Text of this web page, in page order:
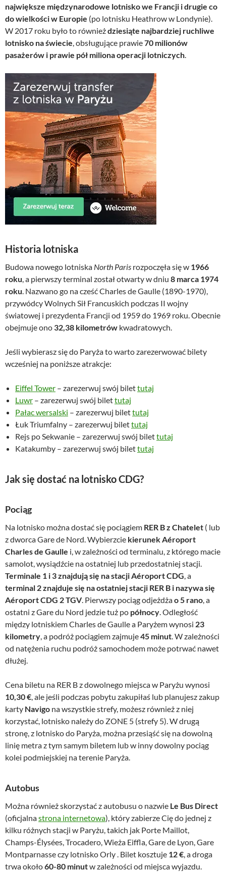
największe międzynarodowe lotnisko we Francji i drugie co
do wielkości w Europie (po lotnisku Heathrow w Londynie).
W 2017 roku było to równieżdziesiąte najbardziej ruchliwe
lotnisko na świecie , obsługujące prawie70 milionów
pasażerów i prawie pół miliona operacji lotniczych
Historia lotniska
Budowa nowego lotniska North Paris rozpoczęła się w 1966
roku , a pierwszy terminal został otwarty w dniu 8 marca 1974
roku . Nazwano go na cześć Charles de Gaulle (1890-1970),
przywódcy Wolnych Sił Francuskich podczas II wojny
światowej i prezydenta Francji od 1959 do 1969 roku. Obecnie
obejmuje ono 32,38 kilometrów kwadratowych.
Jeśli wybierasz się do Paryża to warto zarezerwować bilety
wcześniej na poniższe atrakcje:
Eiffel Tower – zarezerwuj swój bilettutaj
Luwr – zarezerwuj swój bilettutaj
Pałac wersalski – zarezerwuj bilettutaj
Łuk Triumfalny – zarezerwuj bilettutaj
Rejs po Sekwanie – zarezerwuj swój bilettutaj
Katakumby – zarezerwuj swój bilettutaj
Jak się dostać na lotnisko CDG?
Pociąg
Na lotnisko można dostać się pociągiem RER B z Chatelet ( lub
z dworca Gare de Nord. Wybierzcie kierunek Aéroport
Charles de Gaulle i, w zależności od terminalu, z którego macie
samolot, wysiądźcie na ostatniej lub przedostatniej stacji.
Terminale 1 i 3 znajdują się na stacji Aéroport CDG , a
terminal 2 znajduje się na ostatniej stacji RER B i nazywa się
Aéroport CDG 2 TGV. Pierwszy pociąg odjeżdżao 5 rano , a
ostatni z Gare du Nord jedzie tuż po północy . Odległość
między lotniskiem Charles de Gaulle a Paryżem wynosi 23
kilometry , a podróż pociągiem zajmuje45 minut . W zależności
od natężenia ruchu podróż samochodem może potrwać nawet
dłużej.
Cena biletu na RER B z dowolnego miejsca w Paryżu wynosi
10,30 € , ale jeśli podczas pobytu zakupiłaś lub planujesz zakup
karty Navigo na wszystkie strefy, możesz również z niej
korzystać, lotnisko należy do ZONE 5 (strefy 5). W drugą
stronę, z lotnisko do Paryża, można przesiąść się na dowolną
linię metra z tym samym biletem lub w inny dowolny pociąg
kolei podmiejskiej na terenie Paryża.
Autobus
Można również skorzystać z autobusu o nazwie Le Bus Direct
(oficjalnastrona internetowa), który zabierze Cię do jednej z
kilku różnych stacji w Paryżu, takich jak Porte Maillot,
Champs-Élysées, Trocadero, Wieża Eiffla, Gare de Lyon, Gare
Montparnasse czy lotnisko Orly . Bilet kosztuje 12 € , a droga
trwa około60-80 minutw zależności od miejsca wyjazdu.